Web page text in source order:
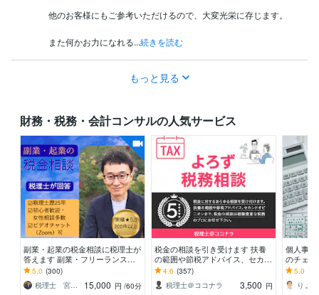
他のお客様にもご参考いただけるので、大変光栄に存じます。
また何かお力になれる...続きを読む
もっと見る
財務・税務・会計コンサルの人気サービス
副業・起業の税金相談に税理士が
答えます 副業・フリーランスの
税金の疑問にお答えします
5.0 (300)
税理士 宮川真一
15,000 円 /60分
税金の相談を引き受けます 扶養
の範囲や節税アドバイス、セカン
ドオピニオンまで
4.6 (357)
税理士＠ココナラ
3,500 円
個人事
のチェ
記帳、
ある方へ
5.0
りょ